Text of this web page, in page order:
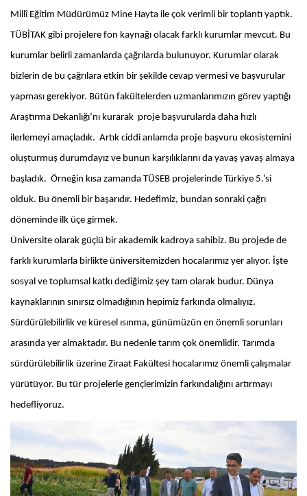
Millî Eğitim Müdürümüz Mine Hayta ile çok verimli bir toplantı yaptık.
TÜBİTAK gibi projelere fon kaynağı olacak farklı kurumlar mevcut. Bu
kurumlar belirli zamanlarda çağrılarda bulunuyor. Kurumlar olarak
bizlerin de bu çağrılara etkin bir şekilde cevap vermesi ve başvurular
yapması gerekiyor. Bütün fakültelerden uzmanlarımızın görev yaptığı
Araştırma Dekanlığı’nı kurarak proje başvurularda daha hızlı
ilerlemeyi amaçladık. Artık ciddi anlamda proje başvuru ekosistemini
oluşturmuş durumdayız ve bunun karşılıklarını da yavaş yavaş almaya
başladık. Örneğin kısa zamanda TÜSEB projelerinde Türkiye 5.’si
olduk. Bu önemli bir başarıdır. Hedefimiz, bundan sonraki çağrı
döneminde ilk üçe girmek.
Üniversite olarak güçlü bir akademik kadroya sahibiz. Bu projede de
farklı kurumlarla birlikte üniversitemizden hocalarımız yer alıyor. İşte
sosyal ve toplumsal katkı dediğimiz şey tam olarak budur. Dünya
kaynaklarının sınırsız olmadığının hepimiz farkında olmalıyız.
Sürdürülebilirlik ve küresel ısınma, günümüzün en önemli sorunları
arasında yer almaktadır. Bu nedenle tarım çok önemlidir. Tarımda
sürdürülebilirlik üzerine Ziraat Fakültesi hocalarımız önemli çalışmalar
yürütüyor. Bu tür projelerle gençlerimizin farkındalığını artırmayı
hedefliyoruz.